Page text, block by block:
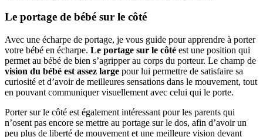
Le portage de bébé sur le côté
Avec une écharpe de portage, je vous guide pour apprendre à porter
votre bébé en écharpe. Le portage sur le côté est une position qui
permet au bébé de bien s’agripper au corps du porteur. Le champ de
vision du bébé est assez large pour lui permettre de satisfaire sa
curiosité et d’avoir de meilleures sensations dans le mouvement, tout
en pouvant communiquer visuellement avec celui qui le porte.
Porter sur le côté est également intéressant pour les parents qui
n’osent pas encore se mettre au portage sur le dos, afin d’avoir un
peu plus de liberté de mouvement et une meilleure vision devant